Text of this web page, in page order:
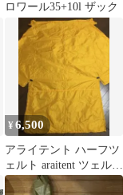
ロワール35+10l ザック
¥6,500
アライテント ハーフツ
ェルト araitent ツェルト
ビバーク